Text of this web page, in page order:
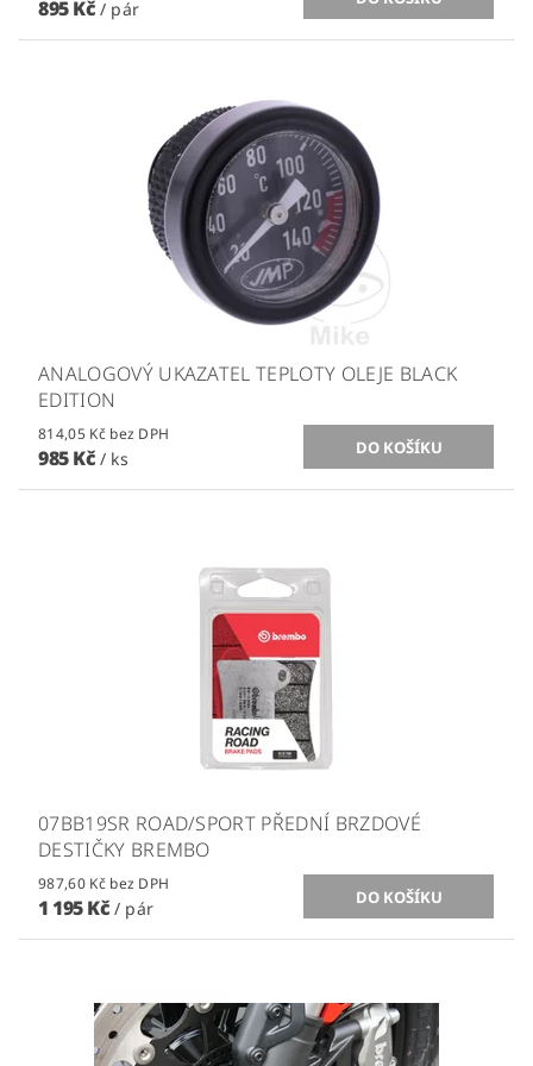
895 Kč / pár
ANALOGOVÝ UKAZATEL TEPLOTY OLEJE BLACK
EDITION
814,05 Kč bez DPH
985 Kč / ks
07BB19SR ROAD/SPORT PŘEDNÍ BRZDOVÉ
DESTIČKY BREMBO
987,60 Kč bez DPH
1 195 Kč / pár